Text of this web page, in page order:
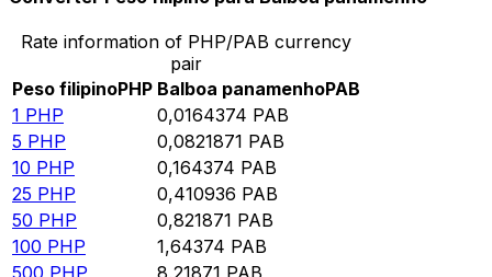
Rate information of PHP/PAB currency
pair
Peso filipinoPHP Balboa panamenhoPAB
1 PHP 0,0164374 PAB
5 PHP 0,0821871 PAB
10 PHP 0,164374 PAB
25 PHP 0,410936 PAB
50 PHP 0,821871 PAB
100 PHP 1,64374 PAB